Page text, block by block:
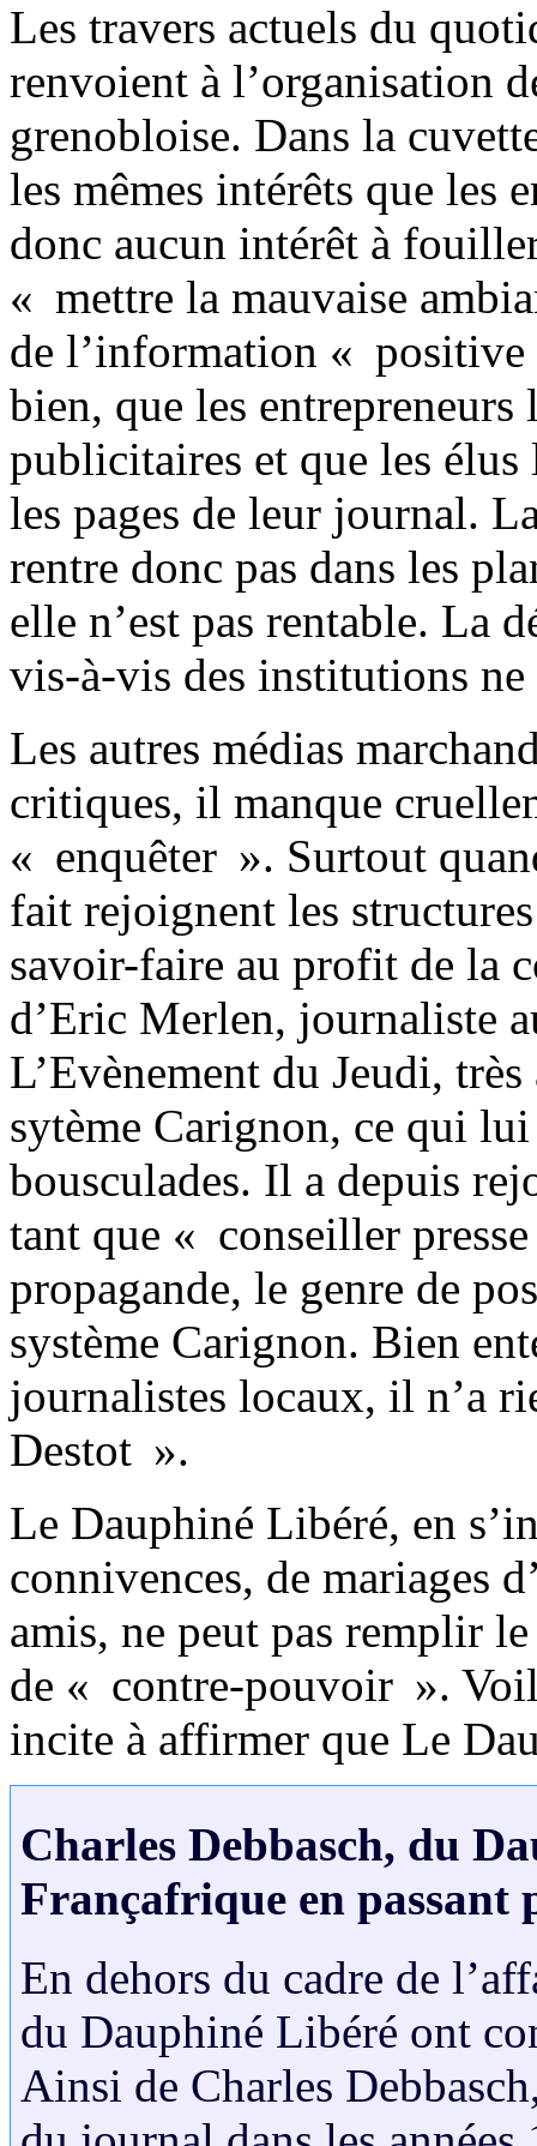
Les travers actuels du
renvoient à l’organisation
grenobloise. Dans la
les mêmes intérêts que les
donc aucun intérêt à
« mettre la mauvaise
de l’information «
bien, que les
publicitaires et que les
les pages de leur journal.
rentre donc pas dans les
elle n’est pas rentable. La
vis-à-vis des institutions ne
Les autres médias
critiques, il manque
« enquêter ». Surtout
fait rejoignent les
savoir-faire au profit de la
d’Eric Merlen, journaliste
L’Evènement du Jeudi,
sytème Carignon, ce qui
bousculades. Il a depuis
tant que « conseiller
propagande, le genre de
système Carignon. Bien
journalistes locaux, il n’a
Destot ».
Le Dauphiné Libéré, en
connivences, de mariages
amis, ne peut pas remplir
de « contre-pouvoir ».
incite à affirmer que Le
Charles Debbasch, du
Françafrique en passant
En dehors du cadre de
du Dauphiné Libéré ont
Ainsi de Charles